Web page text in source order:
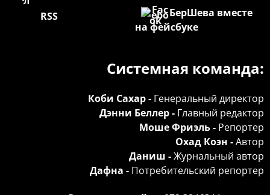
БерШева вместе
на фейсбуке
RSS
Системная команда:
Коби Сахар - Генеральный директор
Дэнни Беллер - Главный редактор
Моше Фриэль - Репортер
Охад Коэн -Автор
Даниш -Журнальный автор
Дафна - Потребительский репортер